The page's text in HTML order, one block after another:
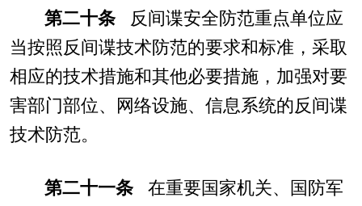
第二十条反间谍安全防范重点单位应
当按照反间谍技术防范的要求和标准，采取
相应的技术措施和其他必要措施，加强对要
害部门部位、网络设施、信息系统的反间谍
技术防范。
第二十一条在重要国家机关、国防军